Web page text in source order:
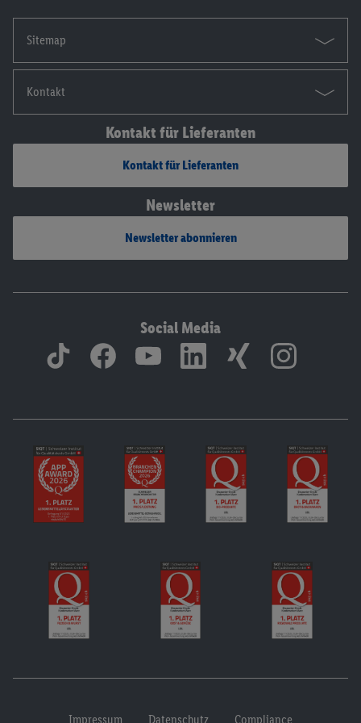
Sitemap
Kontakt
Kontakt für Lieferanten
Kontakt für Lieferanten
Newsletter
Newsletter abonnieren
Social Media
Impressum Datenschutz Compliance